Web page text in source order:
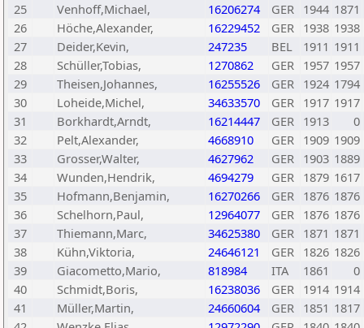
25
Venhoff,Michael, 16206274 GER 1944 1871
26
Höche,Alexander, 16229452 GER 1938 1938
27
Deider,Kevin, 247235 BEL 1911 1911
28
Schüller,Tobias, 1270862 GER 1957 1957
29
Theisen,Johannes, 16255526 GER 1924 1794
30
Loheide,Michel, 34633570 GER 1917 1917
31
Borkhardt,Arndt, 16214447 GER 1913
0
32
Pelt,Alexander, 4668910 GER 1909 1909
33
Grosser,Walter, 4627962 GER 1903 1889
34
Wunden,Hendrik, 4694279 GER 1879 1617
35
Hofmann,Benjamin, 16270266 GER 1876 1876
36
Schelhorn,Paul, 12964077 GER 1876 1876
37
Thiemann,Marc, 34625380 GER 1871 1871
38
Kühn,Viktoria, 24646121 GER 1826 1826
39
Giacometto,Mario, 818984 ITA 1861
0
40
Schmidt,Boris, 16238036 GER 1914 1914
41
Müller,Martin, 24660604 GER 1851 1817